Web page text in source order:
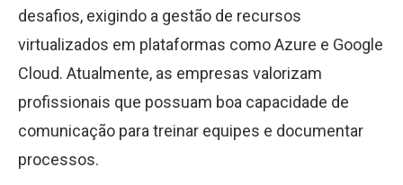
desafios, exigindo a gestão de recursos
virtualizados em plataformas como Azure e Google
Cloud. Atualmente, as empresas valorizam
profissionais que possuam boa capacidade de
comunicação para treinar equipes e documentar
processos.